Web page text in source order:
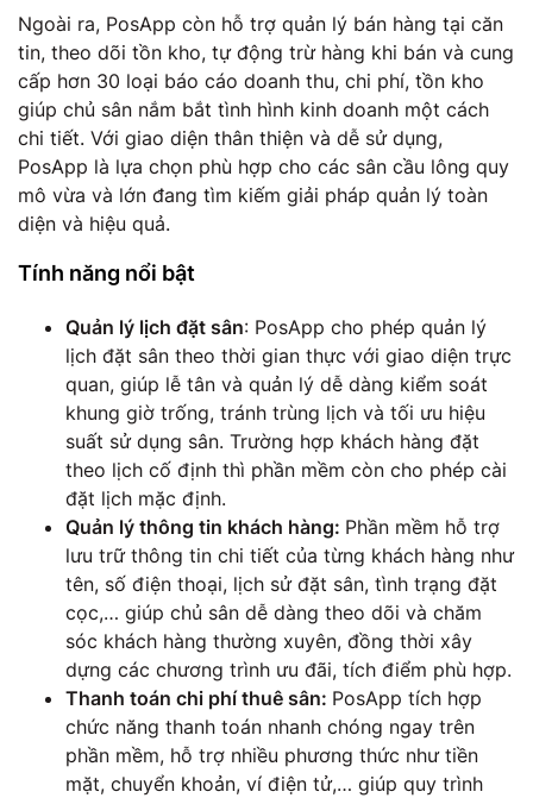
Ngoài ra, PosApp còn hỗ trợ quản lý bán hàng tại căn
tin, theo dõi tồn kho, tự động trừ hàng khi bán và cung
cấp hơn 30 loại báo cáo doanh thu, chi phí, tồn kho
giúp chủ sân nắm bắt tình hình kinh doanh một cách
chi tiết. Với giao diện thân thiện và dễ sử dụng,
PosApp là lựa chọn phù hợp cho các sân cầu lông quy
mô vừa và lớn đang tìm kiếm giải pháp quản lý toàn
diện và hiệu quả.
Tính năng nổi bật
Quản lý lịch đặt sân: PosApp cho phép quản lý
lịch đặt sân theo thời gian thực với giao diện trực
quan, giúp lễ tân và quản lý dễ dàng kiểm soát
khung giờ trống, tránh trùng lịch và tối ưu hiệu
suất sử dụng sân. Trường hợp khách hàng đặt
theo lịch cố định thì phần mềm còn cho phép cài
đặt lịch mặc định.
Quản lý thông tin khách hàng: Phần mềm hỗ trợ
lưu trữ thông tin chi tiết của từng khách hàng như
tên, số điện thoại, lịch sử đặt sân, tình trạng đặt
cọc,… giúp chủ sân dễ dàng theo dõi và chăm
sóc khách hàng thường xuyên, đồng thời xây
dựng các chương trình ưu đãi, tích điểm phù hợp.
Thanh toán chi phí thuê sân: PosApp tích hợp
chức năng thanh toán nhanh chóng ngay trên
phần mềm, hỗ trợ nhiều phương thức như tiền
mặt, chuyển khoản, ví điện tử,… giúp quy trình